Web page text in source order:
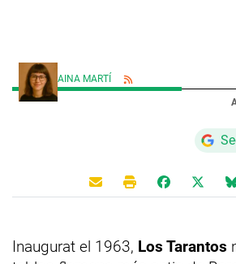
AINA MARTÍ
Inaugurat el 1963, Los Tarantos